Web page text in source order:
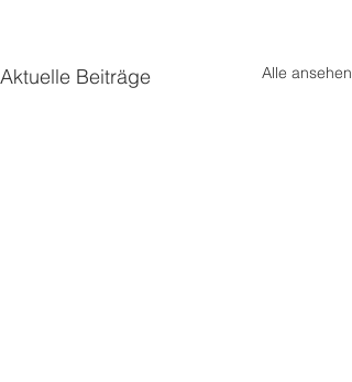
Aktuelle Beiträge Alle ansehen